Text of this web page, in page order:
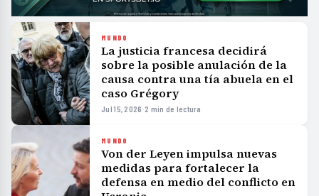
MUNDO
La justicia francesa decidirá
sobre la posible anulación de la
causa contra una tía abuela en el
caso Grégory
Jul 15, 2026 ·2 min de lectura
MUNDO
Von der Leyen impulsa nuevas
medidas para fortalecer la
defensa en medio del conflicto en